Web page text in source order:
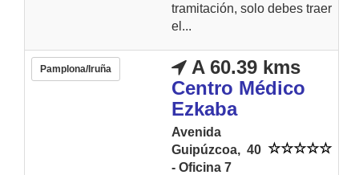
tramitación, solo debes traer
el...
Pamplona/Iruña
A 60.39 kms
Centro Médico
Ezkaba
Avenida
Guipúzcoa, 40
- Oficina 7